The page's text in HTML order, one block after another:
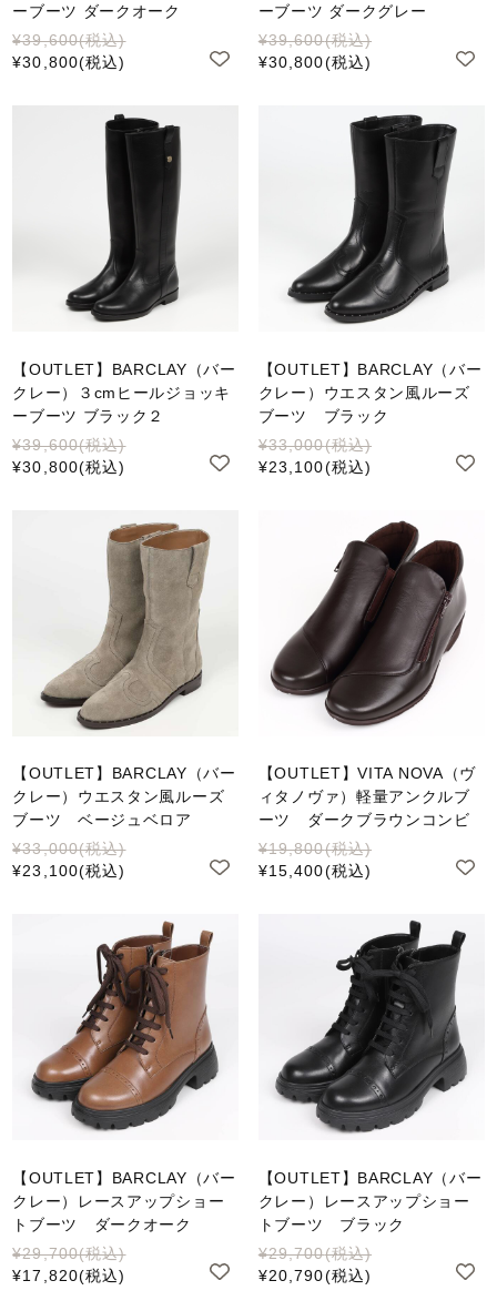
ーブーツ ダークオーク
¥39,600(税込)
¥30,800(税込)
ーブーツ ダークグレー
¥39,600(税込)
¥30,800(税込)
【OUTLET】BARCLAY（バー
クレー）３cmヒールジョッキ
ーブーツ ブラック２
¥39,600(税込)
¥30,800(税込)
【OUTLET】BARCLAY（バー
クレー）ウエスタン風ルーズ
ブーツ ブラック
¥33,000(税込)
¥23,100(税込)
【OUTLET】BARCLAY（バー
クレー）ウエスタン風ルーズ
ブーツ ベージュベロア
¥33,000(税込)
¥23,100(税込)
【OUTLET】VITA NOVA（ヴ
ィタノヴァ）軽量アンクルブ
ーツ ダークブラウンコンビ
¥19,800(税込)
¥15,400(税込)
【OUTLET】BARCLAY（バー
クレー）レースアップショー
トブーツ ダークオーク
¥29,700(税込)
¥17,820(税込)
【OUTLET】BARCLAY（バー
クレー）レースアップショー
トブーツ ブラック
¥29,700(税込)
¥20,790(税込)